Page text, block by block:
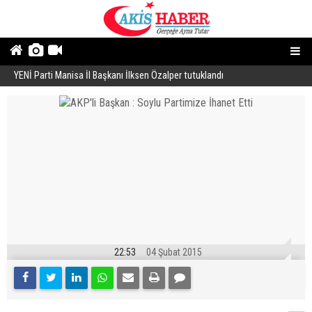
YENİ Parti Manisa İl Başkanı İlksen Özalper tutuklandı
22:53 04 Şubat 2015